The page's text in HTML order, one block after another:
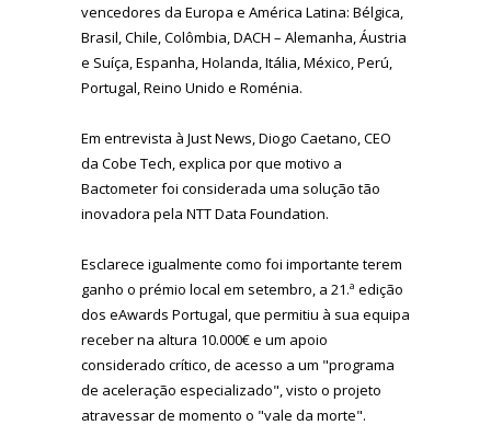
vencedores da Europa e América Latina: Bélgica,
Brasil, Chile, Colômbia, DACH – Alemanha, Áustria
e Suíça, Espanha, Holanda, Itália, México, Perú,
Portugal, Reino Unido e Roménia.
Em entrevista à Just News, Diogo Caetano, CEO
da Cobe Tech, explica por que motivo a
Bactometer foi considerada uma solução tão
inovadora pela NTT Data Foundation.
Esclarece igualmente como foi importante terem
ganho o prémio local em setembro, a 21.ª edição
dos eAwards Portugal, que permitiu à sua equipa
receber na altura 10.000€ e um apoio
considerado crítico, de acesso a um "programa
de aceleração especializado", visto o projeto
atravessar de momento o "vale da morte".